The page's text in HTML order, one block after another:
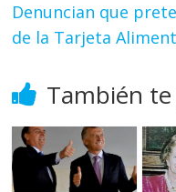
Denuncian que
de la Tarjeta
También